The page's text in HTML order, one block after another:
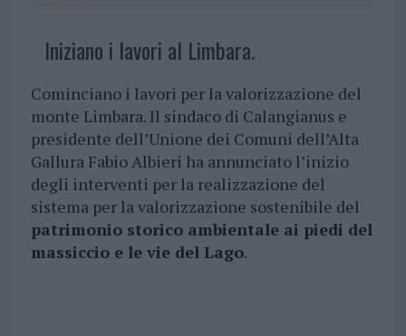
Iniziano i lavori al Limbara.
Cominciano i lavori per la valorizzazione del
monte Limbara. Il sindaco di Calangianus e
presidente dell’Unione dei Comuni dell’Alta
Gallura Fabio Albieri ha annunciato l’inizio
degli interventi per la realizzazione del
sistema per la valorizzazione sostenibile del
patrimonio storico ambientale ai piedi del
massiccio e le vie del Lago.